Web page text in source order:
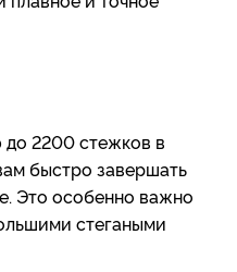
2200 стежков в
быстро завершать
Это особенно важно
стегаными